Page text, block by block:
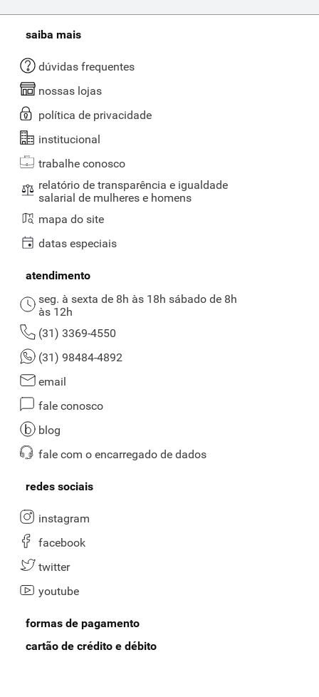
saiba mais
dúvidas frequentes
nossas lojas
política de privacidade
institucional
trabalhe conosco
relatório de transparência e igualdade
salarial de mulheres e homens
mapa do site
datas especiais
atendimento
seg. à sexta de 8h às 18h sábado de 8h
às 12h
(31) 3369-4550
(31) 98484-4892
email
fale conosco
blog
fale com o encarregado de dados
redes sociais
instagram
facebook
twitter
youtube
formas de pagamento
cartão de crédito e débito